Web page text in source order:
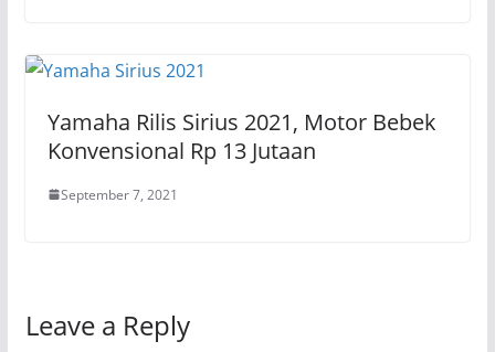
Yamaha Rilis Sirius 2021, Motor Bebek
Konvensional Rp 13 Jutaan
September 7, 2021
Leave a Reply